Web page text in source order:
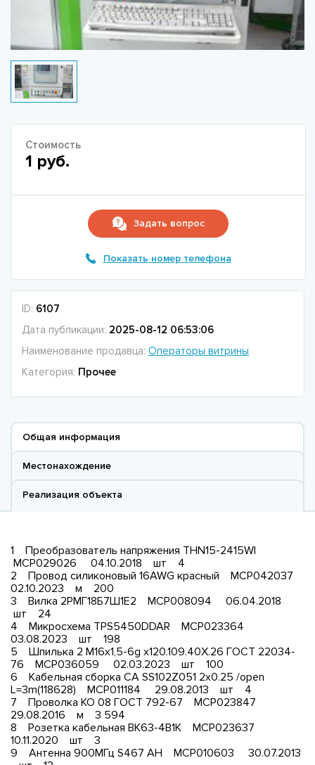
Стоимость
1 руб.
Задать вопрос
Показать номер телефона
ID: 6107
Дата публикации: 2025-08-12 06:53:06
Наименование продавца: Операторы витрины
Категория: Прочее
Общая информация
Местонахождение
Реализация объекта
1 Преобразователь напряжения THN15-2415WI
МСР029026 04.10.2018 шт 4
2 Провод силиконовый 16AWG красный МСР042037
02.10.2023 м 200
3 Вилка 2РМГ18Б7Ш1Е2 МСР008094 06.04.2018
шт 24
4 Микросхема TPS5450DDAR МСР023364
03.08.2023 шт 198
5 Шпилька 2 М16х1,5-6g х120.109.40Х.26 ГОСТ 22034-
76 МСР036059 02.03.2023 шт 100
6 Кабельная сборка СА SS102Z051 2x0.25 /open
L=3m(118628) МСР011184 29.08.2013 шт 4
7 Проволка КО 08 ГОСТ 792-67 МСР023847
29.08.2016 м 3 594
8 Розетка кабельная ВК63-4В1К МСР023637
10.11.2020 шт 3
9 Антенна 900МГц S467 AH МСР010603 30.07.2013